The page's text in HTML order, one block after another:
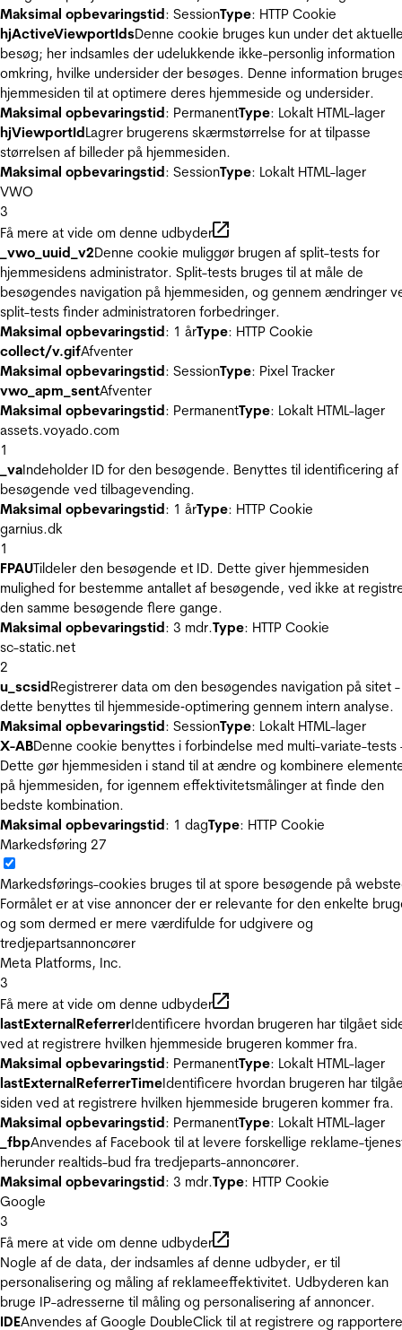
Maksimal opbevaringstid: SessionType: HTTP Cookie
hjActiveViewportIdsDenne cookie bruges kun under det
besøg; her indsamles der udelukkende ikke-personlig information
omkring, hvilke undersider der besøges. Denne information
hjemmesiden til at optimere deres hjemmeside og undersider.
Maksimal opbevaringstid: PermanentType: Lokalt HTML-lager
hjViewportIdLagrer brugerens skærmstørrelse for at tilpasse
størrelsen af billeder på hjemmesiden.
Maksimal opbevaringstid: SessionType: Lokalt HTML-lager
VWO
3
Få mere at vide om denne udbyder
_vwo_uuid_v2Denne cookie muliggør brugen af split-tests for
hjemmesidens administrator. Split-tests bruges til at måle de
besøgendes navigation på hjemmesiden, og gennem ændringer
split-tests finder administratoren forbedringer.
Maksimal opbevaringstid: 1 årType: HTTP Cookie
collect/v.gifAfventer
Maksimal opbevaringstid: SessionType: Pixel Tracker
vwo_apm_sentAfventer
Maksimal opbevaringstid: PermanentType: Lokalt HTML-lager
assets.voyado.com
1
_vaIndeholder ID for den besøgende. Benyttes til identificering af
besøgende ved tilbagevending.
Maksimal opbevaringstid: 1 årType: HTTP Cookie
garnius.dk
1
FPAUTildeler den besøgende et ID. Dette giver hjemmesiden
mulighed for bestemme antallet af besøgende, ved ikke at
den samme besøgende flere gange.
Maksimal opbevaringstid: 3 mdr.Type: HTTP Cookie
sc-static.net
2
u_scsidRegistrerer data om den besøgendes navigation på sitet -
dette benyttes til hjemmeside‐optimering gennem intern analyse.
Maksimal opbevaringstid: SessionType: Lokalt HTML-lager
X-ABDenne cookie benyttes i forbindelse med multi-variate-tests
Dette gør hjemmesiden i stand til at ændre og kombinere
på hjemmesiden, for igennem effektivitetsmålinger at finde den
bedste kombination.
Maksimal opbevaringstid: 1 dagType: HTTP Cookie
Markedsføring 27
Markedsførings-cookies bruges til at spore besøgende på
Formålet er at vise annoncer der er relevante for den enkelte
og som dermed er mere værdifulde for udgivere og
tredjepartsannoncører
Meta Platforms, Inc.
3
Få mere at vide om denne udbyder
lastExternalReferrerIdentificere hvordan brugeren har tilgået
ved at registrere hvilken hjemmeside brugeren kommer fra.
Maksimal opbevaringstid: PermanentType: Lokalt HTML-lager
lastExternalReferrerTimeIdentificere hvordan brugeren har
siden ved at registrere hvilken hjemmeside brugeren kommer fra.
Maksimal opbevaringstid: PermanentType: Lokalt HTML-lager
_fbpAnvendes af Facebook til at levere forskellige reklame-
herunder realtids-bud fra tredjeparts-annoncører.
Maksimal opbevaringstid: 3 mdr.Type: HTTP Cookie
Google
3
Få mere at vide om denne udbyder
Nogle af de data, der indsamles af denne udbyder, er til
personalisering og måling af reklameeffektivitet. Udbyderen kan
bruge IP-adresserne til måling og personalisering af annoncer.
IDEAnvendes af Google DoubleClick til at registrere og